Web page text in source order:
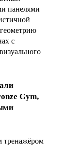
панелями
с
Gym,
тренажёром